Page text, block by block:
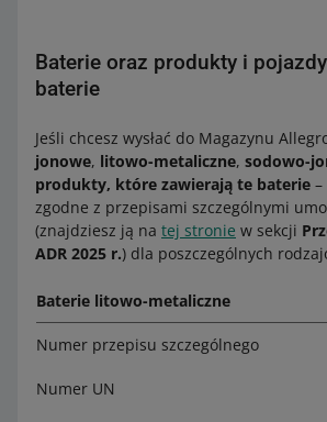
Baterie oraz produkty i
baterie
Jeśli chcesz wysłać do Magazynu
jonowe, litowo-metaliczne, sodowo-
produkty, które zawierają te baterie
zgodne z przepisami szczególnymi
(znajdziesz ją na tej stronie w sekcji
ADR 2025 r.) dla poszczególnych
Baterie litowo-metaliczne
Numer przepisu szczególnego
Numer UN